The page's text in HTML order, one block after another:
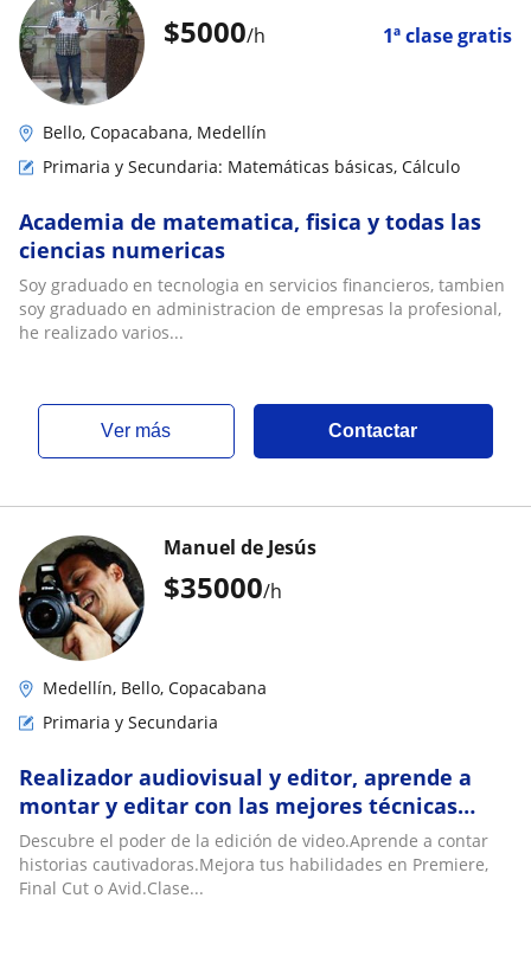
$5000/h 1ª clase gratis
Bello, Copacabana, Medellín
Primaria y Secundaria: Matemáticas básicas, Cálculo
Academia de matematica, fisica y todas las
ciencias numericas
Soy graduado en tecnologia en servicios financieros, tambien
soy graduado en administracion de empresas la profesional,
he realizado varios...
ver más Contactar
$35000/h
Manuel de Jesús
Medellín, Bello, Copacabana
Primaria y Secundaria
Realizador audiovisual y editor, aprende a
montar y editar con las mejores técnicas
profesionales
Descubre el poder de la edición de video.Aprende a contar
historias cautivadoras.Mejora tus habilidades en Premiere,
Final Cut o Avid.Clase...